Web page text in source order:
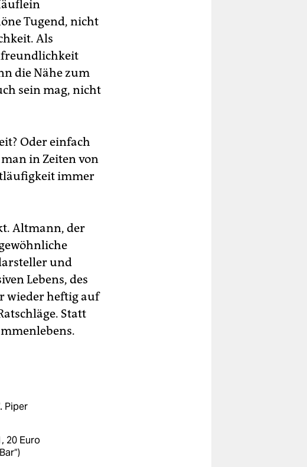
Tugend, nicht
Als
die Nähe zum
sein mag, nicht
Oder einfach
in Zeiten von
immer
Altmann, der
und
Lebens, des
wieder heftig auf
Statt
Piper
20 Euro